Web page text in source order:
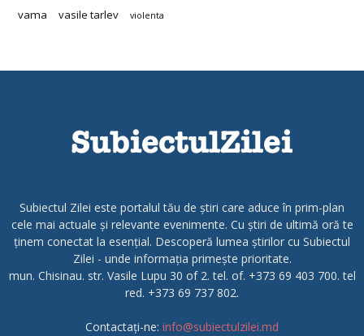
vama vasile tarlev violenta
Subiectul Zilei este portalul tău de știri care aduce în prim-plan
cele mai actuale și relevante evenimente. Cu știri de ultimă oră te
ținem conectat la esențial. Descoperă lumea știrilor cu Subiectul
Zilei - unde informația primește prioritate.
mun. Chisinau. str. Vasile Lupu 30 of 2. tel. of. +373 69 403 700. tel
red. +373 69 737 802.
Contactați-ne: info@subiectulzilei.md